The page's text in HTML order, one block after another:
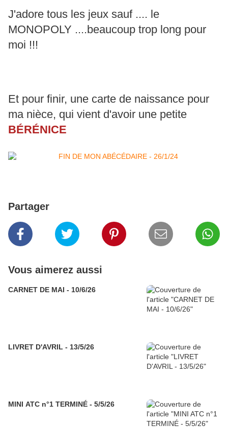
J'adore tous les jeux sauf .... le
MONOPOLY ....beaucoup trop long pour
moi !!!
Et pour finir, une carte de naissance pour
ma nièce, qui vient d'avoir une petite
BÉRÉNICE
Partager
Vous aimerez aussi
CARNET DE MAI - 10/6/26
LIVRET D'AVRIL - 13/5/26
MINI ATC n°1 TERMINÉ - 5/5/26